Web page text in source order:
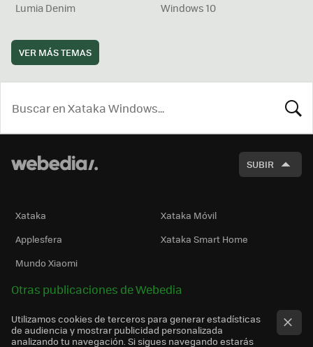
Lumia Denim
Windows 10
VER MÁS TEMAS
SUBIR
Xataka
Xataka Móvil
Applesfera
Xataka Smart Home
Mundo Xiaomi
Otras publicaciones de Webedia
Utilizamos cookies de terceros para generar estadísticas
de audiencia y mostrar publicidad personalizada
analizando tu navegación. Si sigues navegando estarás